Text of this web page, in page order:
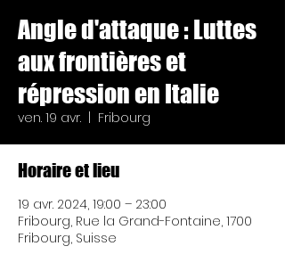
Angle d'attaque : Luttes
aux frontières et
répression en Italie
ven. 19 avr. Fribourg
Horaire et lieu
19 avr. 2024, 19:00 – 23:00
Fribourg, Rue la Grand-Fontaine, 1700
Fribourg, Suisse